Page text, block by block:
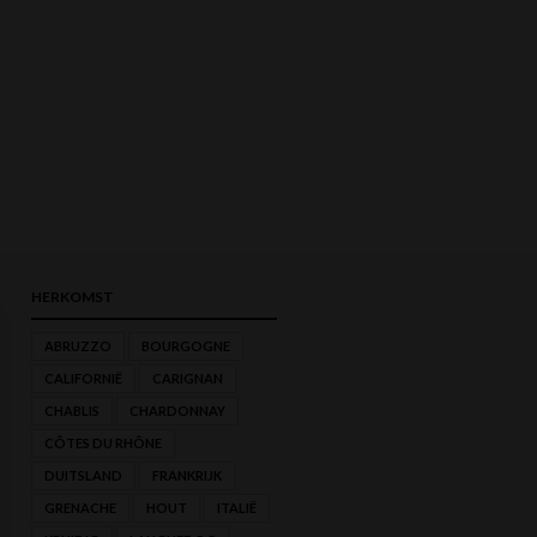
HERKOMST
ABRUZZO BOURGOGNE
CALIFORNIË CARIGNAN
CHABLIS CHARDONNAY
CÔTES DU RHÔNE
DUITSLAND FRANKRIJK
GRENACHE HOUT ITALIË